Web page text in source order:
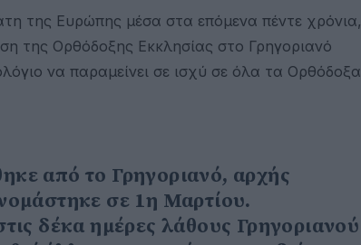
της Ευρώπης μέσα στα επόμενα πέντε χρόνια,
της Ορθόδοξης Εκκλησίας στο Γρηγοριανό
να παραμείνει σε ισχύ σε όλα τα Ορθόδοξα
από το Γρηγοριανό, αρχής
σε 1η Μαρτίου.
δέκα ημέρες λάθους Γρηγοριανού